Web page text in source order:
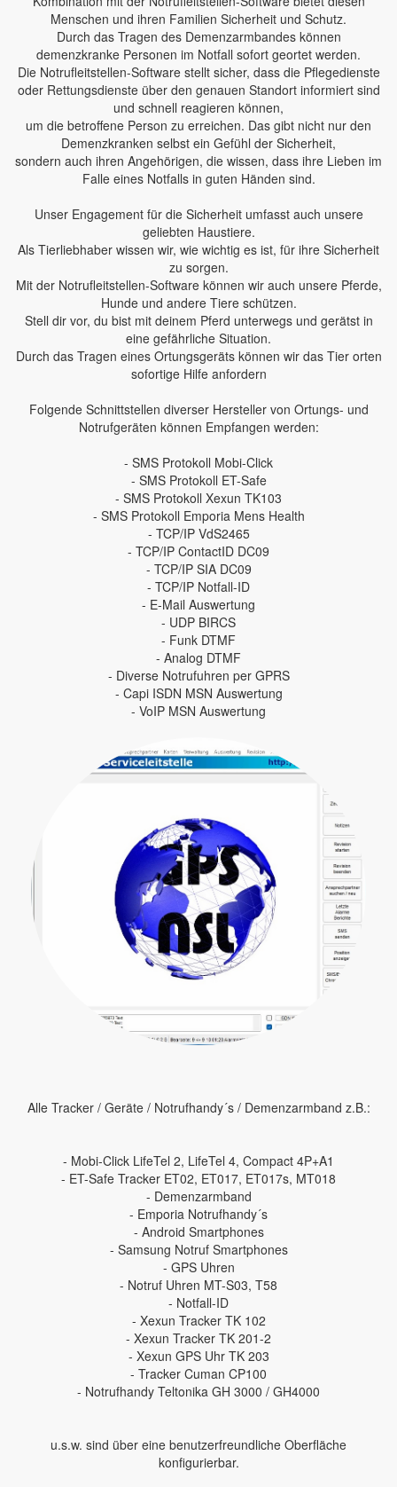
Menschen und ihren Familien Sicherheit und Schutz.
Durch das Tragen des Demenzarmbandes können
demenzkranke Personen im Notfall sofort geortet werden.
Die Notrufleitstellen-Software stellt sicher, dass die Pflegedienste
oder Rettungsdienste über den genauen Standort informiert sind
und schnell reagieren können,
um die betroffene Person zu erreichen. Das gibt nicht nur den
Demenzkranken selbst ein Gefühl der Sicherheit,
sondern auch ihren Angehörigen, die wissen, dass ihre Lieben im
Falle eines Notfalls in guten Händen sind.
Unser Engagement für die Sicherheit umfasst auch unsere
geliebten Haustiere.
Als Tierliebhaber wissen wir, wie wichtig es ist, für ihre Sicherheit
zu sorgen.
Mit der Notrufleitstellen-Software können wir auch unsere Pferde,
Hunde und andere Tiere schützen.
Stell dir vor, du bist mit deinem Pferd unterwegs und gerätst in
eine gefährliche Situation.
Durch das Tragen eines Ortungsgeräts können wir das Tier orten
sofortige Hilfe anfordern
Folgende Schnittstellen diverser Hersteller von Ortungs- und
Notrufgeräten können Empfangen werden:
- SMS Protokoll Mobi-Click
- SMS Protokoll ET-Safe
- SMS Protokoll Xexun TK103
- SMS Protokoll Emporia Mens Health
- TCP/IP VdS2465
- TCP/IP ContactID DC09
- TCP/IP SIA DC09
- TCP/IP Notfall-ID
- E-Mail Auswertung
- UDP BIRCS
- Funk DTMF
- Analog DTMF
- Diverse Notrufuhren per GPRS
- Capi ISDN MSN Auswertung
- VoIP MSN Auswertung
Alle Tracker / Geräte / Notrufhandy´s / Demenzarmband z.B.:
- Mobi-Click LifeTel 2, LifeTel 4, Compact 4P+A1
- ET-Safe Tracker ET02, ET017, ET017s, MT018
- Demenzarmband
- Emporia Notrufhandy´s
- Android Smartphones
- Samsung Notruf Smartphones
- GPS Uhren
- Notruf Uhren MT-S03, T58
- Notfall-ID
- Xexun Tracker TK 102
- Xexun Tracker TK 201-2
- Xexun GPS Uhr TK 203
- Tracker Cuman CP100
- Notrufhandy Teltonika GH 3000 / GH4000
u.s.w. sind über eine benutzerfreundliche Oberfläche
konfigurierbar.